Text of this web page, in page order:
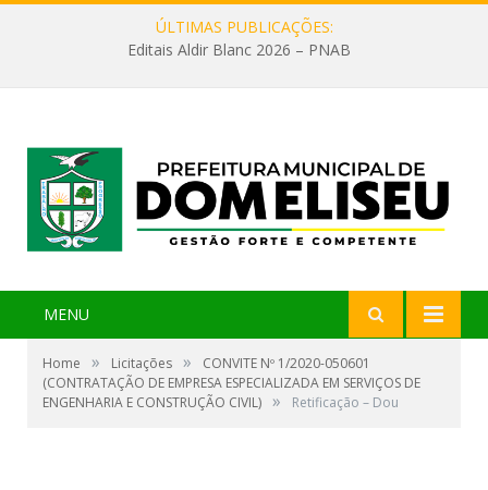
ÚLTIMAS PUBLICAÇÕES:
Editais Aldir Blanc 2026 – PNAB
MENU
Home » Licitações »
CONVITE Nº 1/2020-050601
(CONTRATAÇÃO DE EMPRESA ESPECIALIZADA EM SERVIÇOS DE
ENGENHARIA E CONSTRUÇÃO CIVIL) » Retificação – Dou